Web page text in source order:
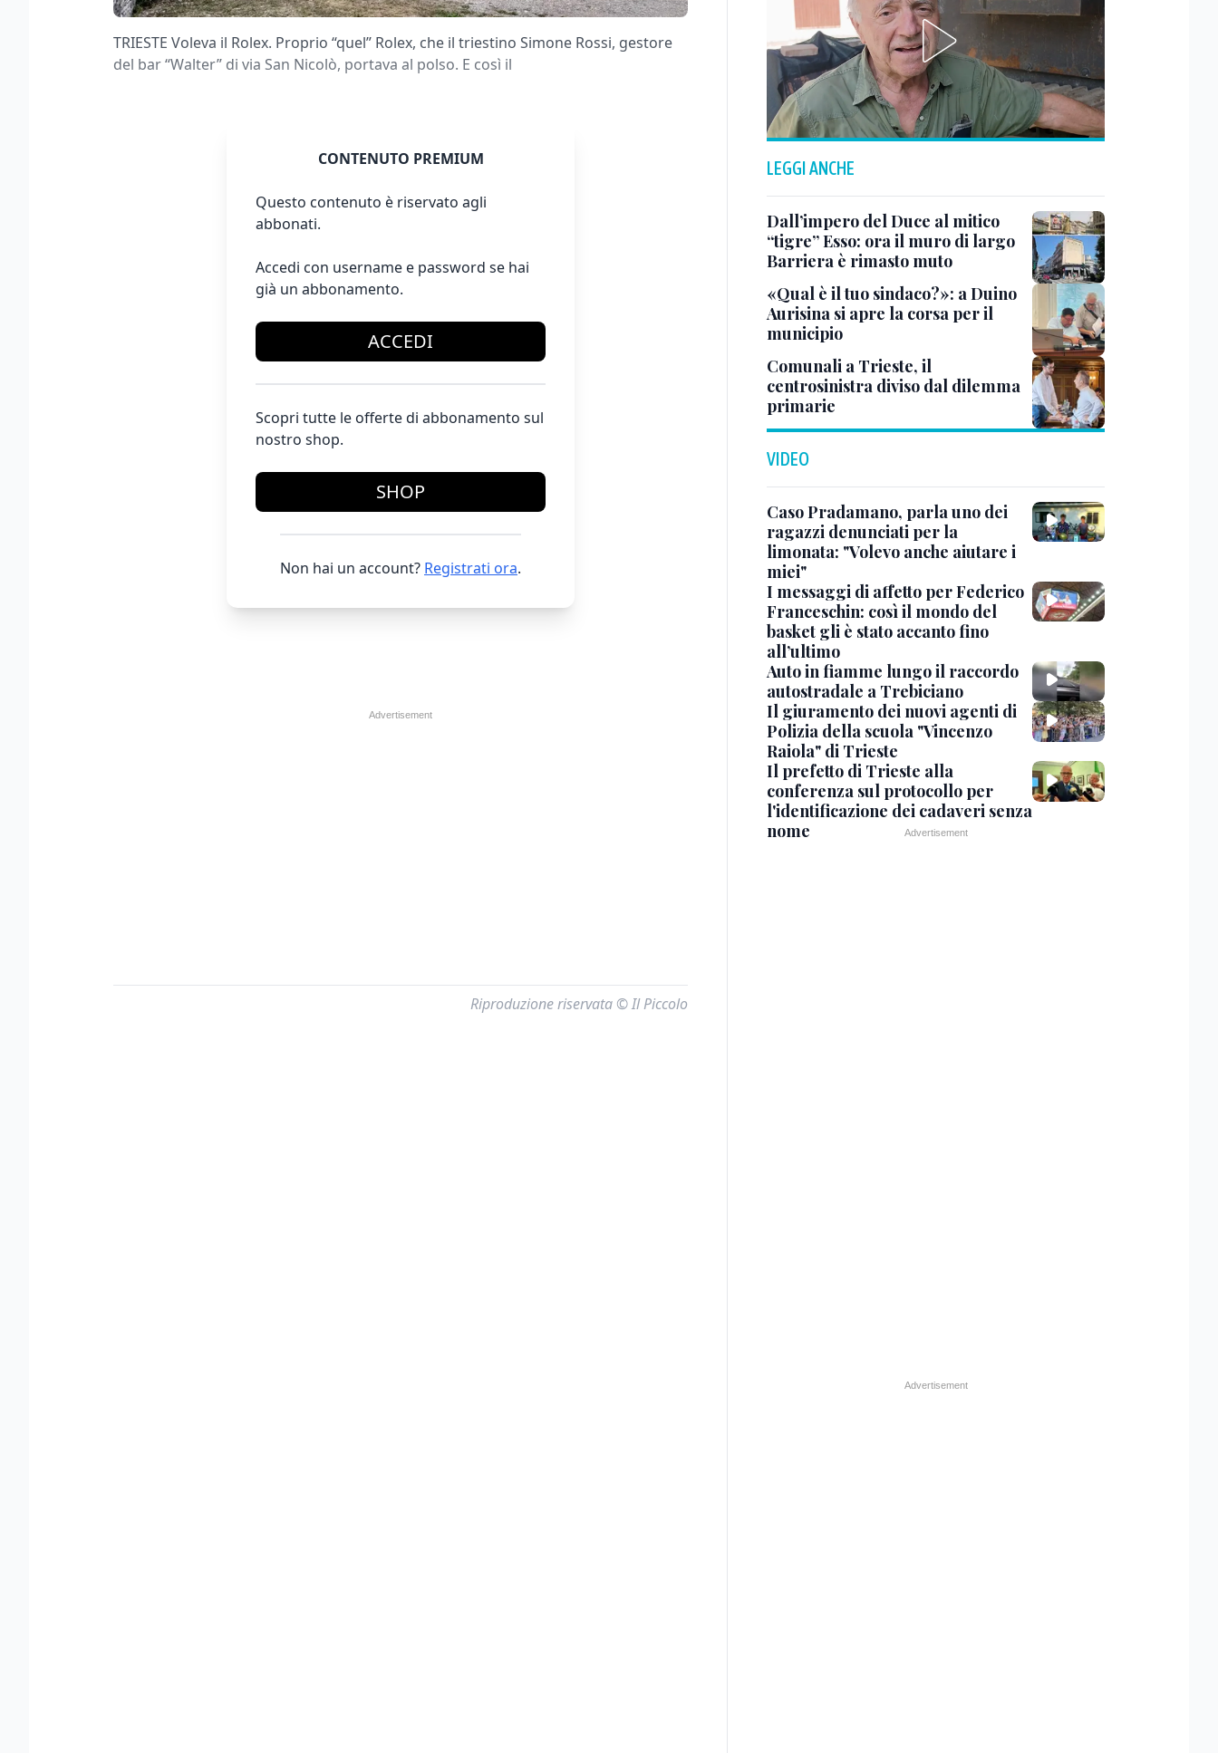
TRIESTE Voleva il Rolex. Proprio “quel” Rolex, che il triestino Simone Rossi, gestore
del bar “Walter” di via San Nicolò, portava al polso. E così il
CONTENUTO PREMIUM
Questo contenuto è riservato agli
abbonati.
Accedi con username e password se hai
già un abbonamento.
ACCEDI
Scopri tutte le offerte di abbonamento sul
nostro shop.
SHOP
Non hai un account? Registrati ora.
Riproduzione riservata © Il Piccolo
LEGGI ANCHE
Dall’impero del Duce al mitico
“tigre” Esso: ora il muro di largo
Barriera è rimasto muto
«Qual è il tuo sindaco?»: a Duino
Aurisina si apre la corsa per il
municipio
Comunali a Trieste, il
centrosinistra diviso dal dilemma
primarie
VIDEO
Caso Pradamano, parla uno dei
ragazzi denunciati per la
limonata: "Volevo anche aiutare i
miei"
I messaggi di affetto per Federico
Franceschin: così il mondo del
basket gli è stato accanto fino
all’ultimo
Auto in fiamme lungo il raccordo
autostradale a Trebiciano
Il giuramento dei nuovi agenti di
Polizia della scuola "Vincenzo
Raiola" di Trieste
Il prefetto di Trieste alla
conferenza sul protocollo per
l'identificazione dei cadaveri senza
nome